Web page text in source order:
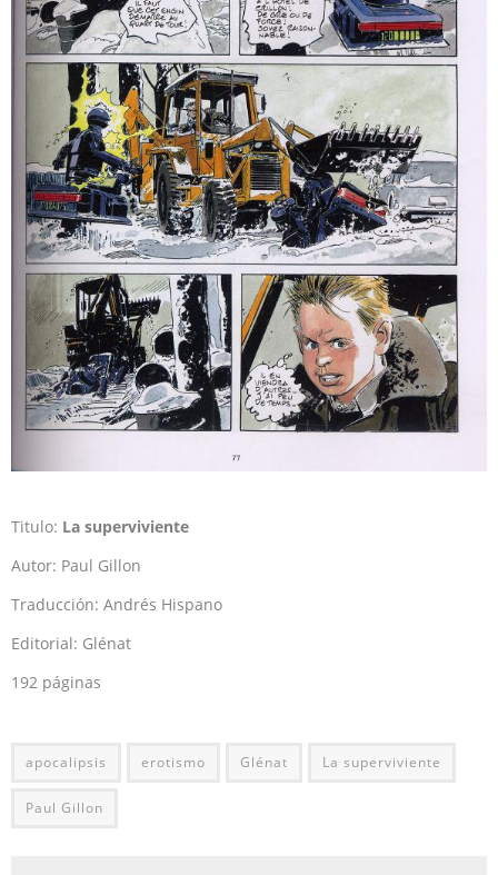
Titulo: La superviviente
Autor: Paul Gillon
Traducción: Andrés Hispano
Editorial: Glénat
192 páginas
apocalipsis erotismo Glénat La superviviente
Paul Gillon